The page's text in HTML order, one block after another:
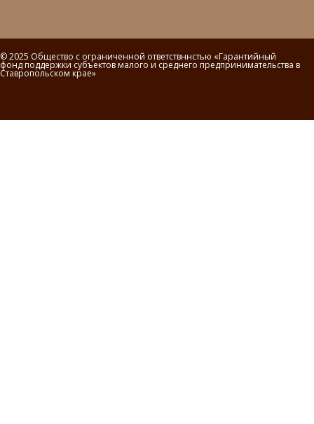
© 2025 Общество с ограниченной ответствннстью «Гарантийный
фонд поддержки субъектов малого и среднего предпринимательства в
Ставропольском крае»